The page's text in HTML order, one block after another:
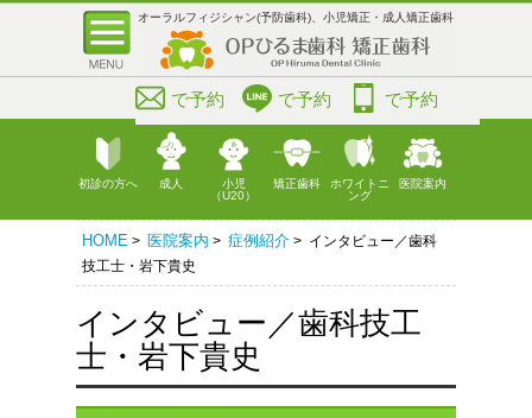
オーラルフィジシャン(予防歯科)、小児矯正・成人矯正歯科
で予約 で予約 で予約
初診の方へ 成人
小児
（U20）
矯正歯科
ホワイトニ
ング
医院案内
HOME > 医院案内 > 症例紹介 > インタビュー／歯科
技工士・岩下貴史
インタビュー／歯科技工
士・岩下貴史